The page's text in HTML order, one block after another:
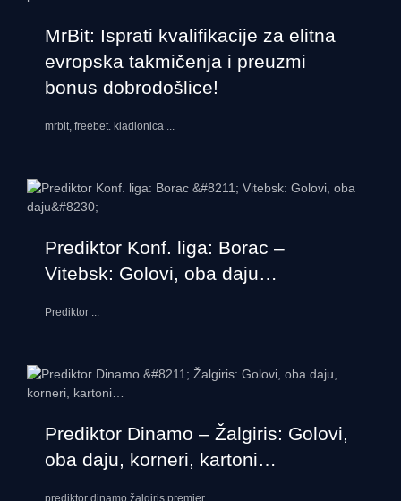
MrBit: Isprati kvalifikacije za elitna
evropska takmičenja i preuzmi
bonus dobrodošlice!
mrbit, freebet. kladionica ...
Prediktor Konf. liga: Borac –
Vitebsk: Golovi, oba daju…
Prediktor ...
Prediktor Dinamo – Žalgiris: Golovi,
oba daju, korneri, kartoni…
prediktor dinamo žalgiris premier ...